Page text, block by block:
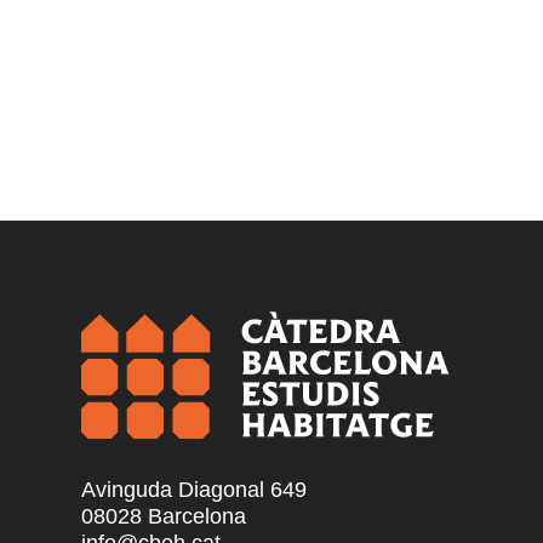
Avinguda Diagonal 649
08028 Barcelona